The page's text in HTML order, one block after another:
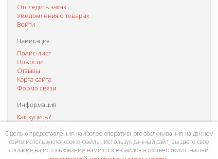
Отследить заказ
Уведомления о товарах
Войти
Навигация
Прайс-лист
Новости
Отзывы
Карта сайта
Форма связи
Информация
Как купить?
Способы оплаты
Система скидок
Контакты
С целью предоставления наиболее оперативного обслуживания на данном
сайте используются cookie-файлы. Используя данный сайт, вы даете свое
согласие на использование нами cookie-файлов в соответствии с нашей